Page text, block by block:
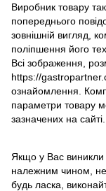
Виробник товару
попереднього
зовнішній вигляд,
поліпшення його
Всі зображення,
https://
ознайомлення.
параметри товару
зазначених на сайті.
Якщо у Вас
належним чином,
будь ласка,